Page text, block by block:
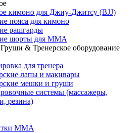
кимоно для Джиу-Джитсу (BJJ)
пояса для кимоно
рашгарды
шорты для ММА
& Тренерское оборудование
для тренера
лапы и макивары
мешки и груши
системы (массажеры,
резина)
ММА